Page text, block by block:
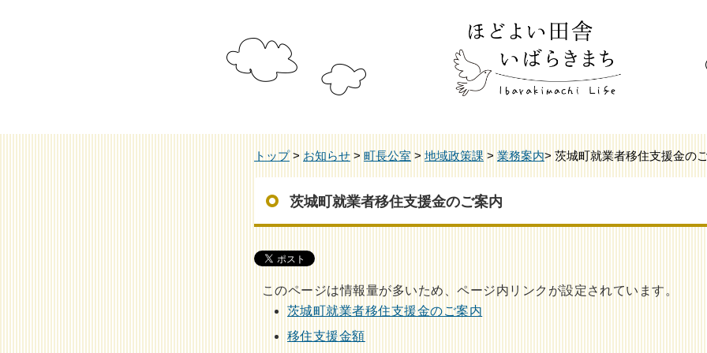
トップ> お知らせ > 町長公室 > 地域政策課 > 業務案内> 茨城町就業者移住支援金の
茨城町就業者移住支援金のご案内
このページは情報量が多いため、ページ内リンクが設定されています。
茨城町就業者移住支援金のご案内
移住支援金額